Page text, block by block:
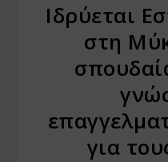
Ιδρύεται
στη
για